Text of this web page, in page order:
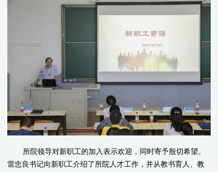
所院领导对新职工的加入表示欢迎，同时寄予殷切希望。
雷忠良书记向新职工介绍了所院人才工作，并从教书育人、教